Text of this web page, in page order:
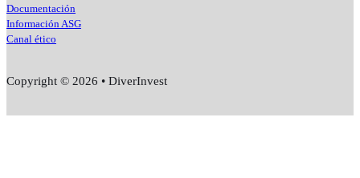
Documentación
Información ASG
Canal ético
Copyright © 2026 • DiverInvest